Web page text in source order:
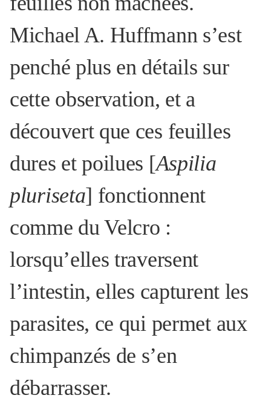
Michael A. Huffmann s’est
penché plus en détails sur
cette observation, et a
découvert que ces feuilles
dures et poilues [Aspilia
pluriseta] fonctionnent
comme du Velcro :
lorsqu’elles traversent
l’intestin, elles capturent les
parasites, ce qui permet aux
chimpanzés de s’en
débarrasser.